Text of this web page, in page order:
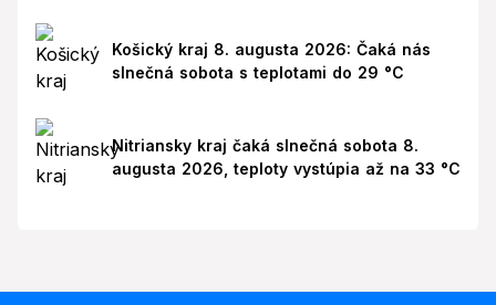
Košický kraj 8. augusta 2026: Čaká nás
slnečná sobota s teplotami do 29 °C
Nitriansky kraj čaká slnečná sobota 8.
augusta 2026, teploty vystúpia až na 33 °C